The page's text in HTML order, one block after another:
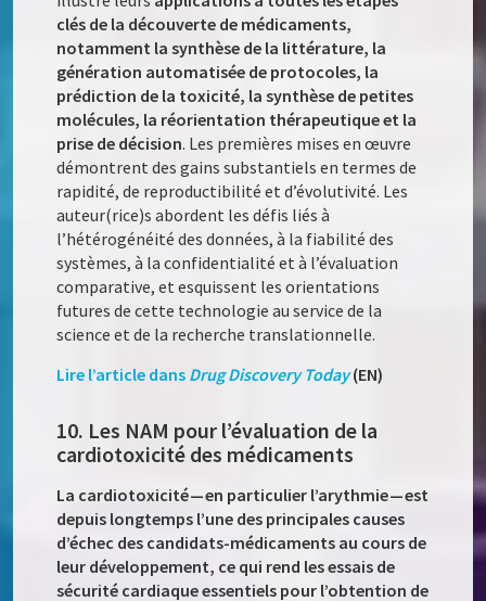
clés de la découverte de médicaments,
notamment la synthèse de la littérature, la
génération automatisée de protocoles, la
prédiction de la toxicité, la synthèse de petites
molécules, la réorientation thérapeutique et la
prise de décision. Les premières mises en œuvre
démontrent des gains substantiels en termes de
rapidité, de reproductibilité et d’évolutivité. Les
auteur(rice)s abordent les défis liés à
l’hétérogénéité des données, à la fiabilité des
systèmes, à la confidentialité et à l’évaluation
comparative, et esquissent les orientations
futures de cette technologie au service de la
science et de la recherche translationnelle.
Lire l’article dans Drug Discovery Today(EN)
10. Les NAM pour l’évaluation de la
cardiotoxicité des médicaments
La cardiotoxicité — en particulier l’arythmie — est
depuis longtemps l’une des principales causes
d’échec des candidats-médicaments au cours de
leur développement, ce qui rend les essais de
sécurité cardiaque essentiels pour l’obtention de